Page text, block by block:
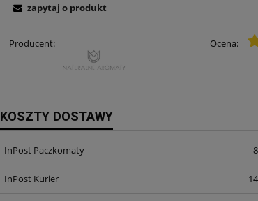
Ocena:
Producent:
zapytaj o produkt
KOSZTY DOSTAWY
InPost Paczkomaty
InPost Kurier